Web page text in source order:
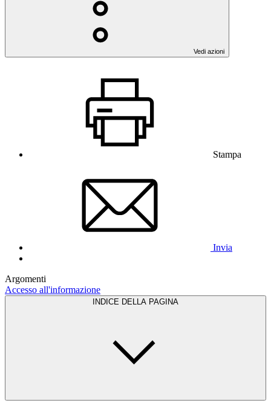
Vedi azioni
Stampa
Invia
Argomenti
Accesso all'informazione
INDICE DELLA PAGINA